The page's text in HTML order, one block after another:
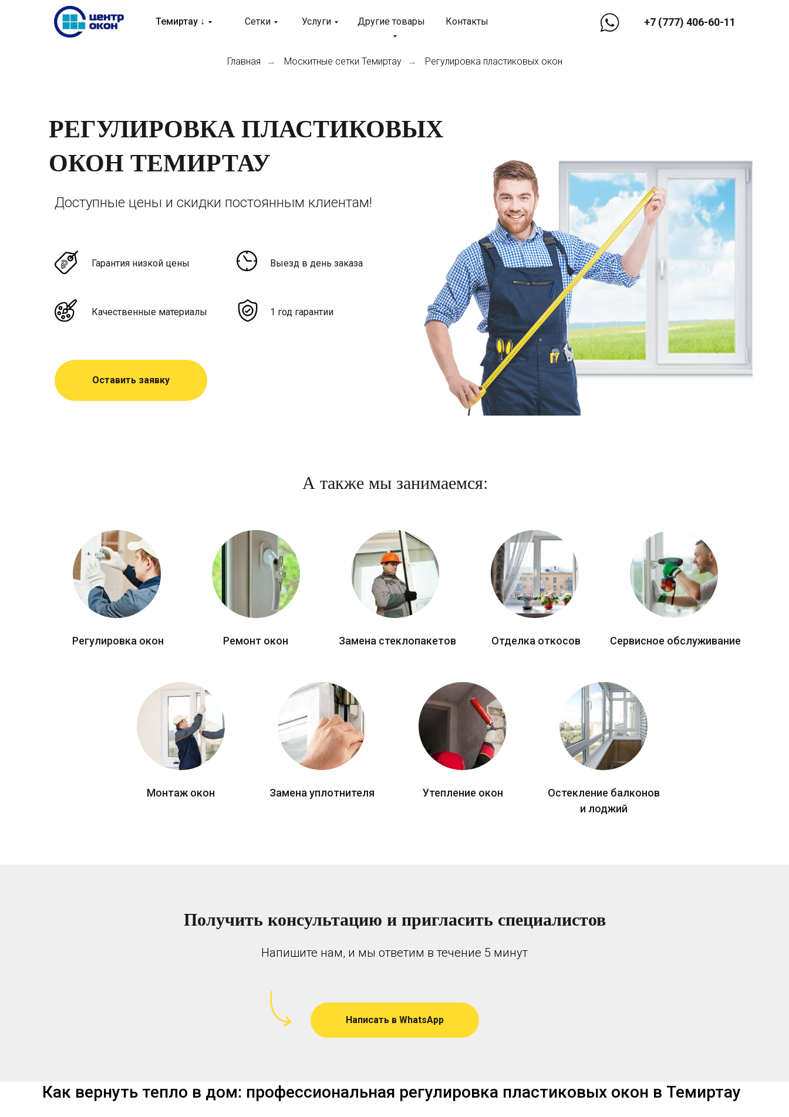
+7 (777) 406-60-11
Услуги
Темиртау ↓ Другие товары Контакты
Сетки
Главная → Москитные сетки Темиртау → Регулировка пластиковых окон
РЕГУЛИРОВКА ПЛАСТИКОВЫХ
ОКОН ТЕМИРТАУ
Гарантия низкой цены Выезд в день заказа
Качественные материалы 1 год гарантии
Оставить заявку
Доступные цены и скидки постоянным клиентам!
А также мы занимаемся:
Регулировка окон Ремонт окон Замена стеклопакетов Отделка откосов
Монтаж окон Замена уплотнителя Утепление окон
Сервисное обслуживание
Остекление балконов
и лоджий
Получить консультацию и пригласить специалистов
Напишите нам, и мы ответим в течение 5 минут
Написать в WhatsApp
Как вернуть тепло в дом: профессиональная регулировка пластиковых окон в Темиртау